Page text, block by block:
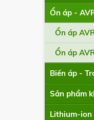
Ổn áp -
Ổn áp
Ổn áp
Biến áp -
Sản phẩm
Lithium-